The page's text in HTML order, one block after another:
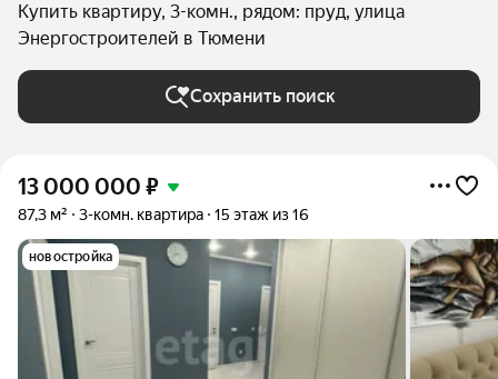
Купить квартиру, 3-комн., рядом: пруд, улица
Энергостроителей в Тюмени
Сохранить поиск
13 000 000 ₽
87,3 м² 3-комн. квартира 15 этаж из 16
новостройка